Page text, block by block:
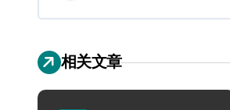
相关文章